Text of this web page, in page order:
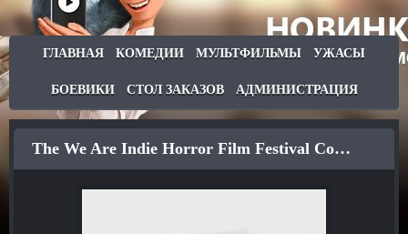
ГЛАВНАЯ КОМЕДИИ МУЛЬТФИЛЬМЫ УЖАСЫ
БОЕВИКИ СТОЛ ЗАКАЗОВ АДМИНИСТРАЦИЯ
The We Are Indie Horror Film Festival Commercial (2018)